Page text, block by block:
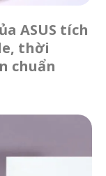
ASUS tích
thời
chuẩn